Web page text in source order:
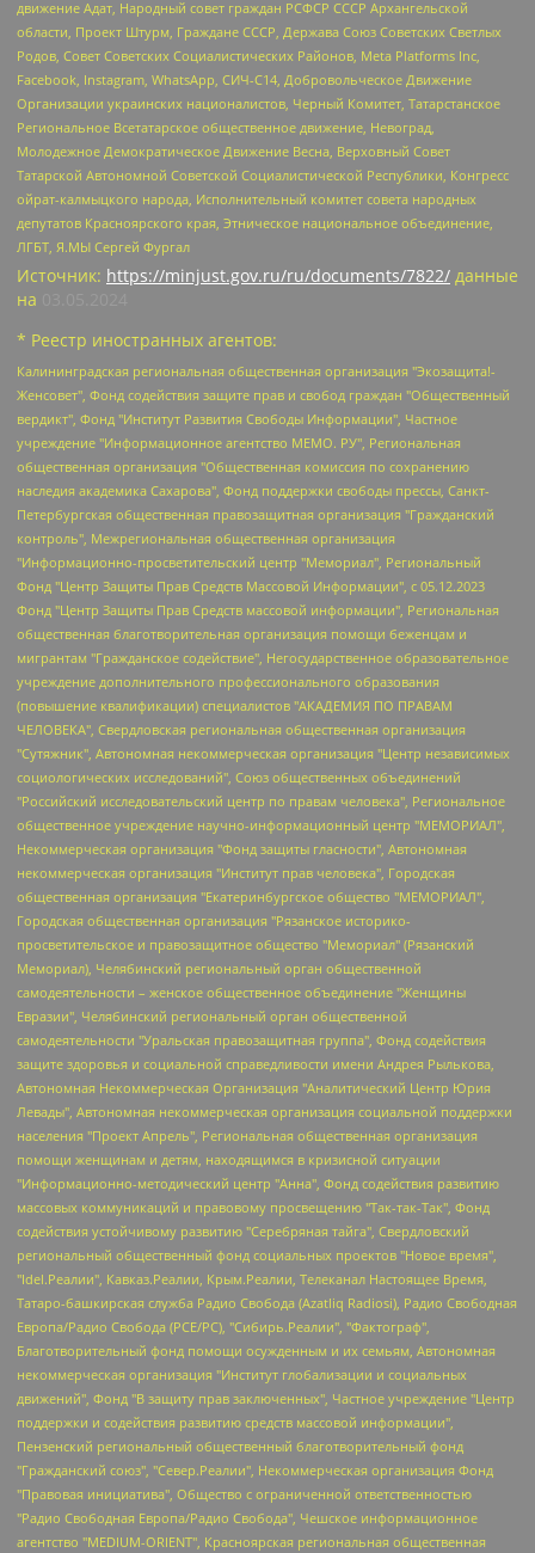
движение Адат, Народный совет граждан РСФСР СССР Архангельской
области, Проект Штурм, Граждане СССР, Держава Союз Советских Светлых
Родов, Совет Советских Социалистических Районов, Meta Platforms Inc,
Facebook, Instagram, WhatsApp, СИЧ-С14, Добровольческое Движение
Организации украинских националистов, Черный Комитет, Татарстанское
Региональное Всетатарское общественное движение, Невоград,
Молодежное Демократическое Движение Весна, Верховный Совет
Татарской Автономной Советской Социалистической Республики, Конгресс
ойрат-калмыцкого народа, Исполнительный комитет совета народных
депутатов Красноярского края, Этническое национальное объединение,
ЛГБТ, Я.МЫ Сергей Фургал
Источник: https://minjust.gov.ru/ru/documents/7822/ данные
на
* Реестр иностранных агентов:
Калининградская региональная общественная организация "Экозащита!-Женсовет", Фонд содействия защите прав и свобод граждан "Общественный вердикт", Фонд "Институт Развития Свободы Информации", Частное учреждение "Информационное агентство МЕМО. РУ", Региональная общественная организация "Общественная комиссия по сохранению наследия академика Сахарова", Фонд поддержки свободы прессы, Санкт-Петербургская общественная правозащитная организация "Гражданский контроль", Межрегиональная общественная организация "Информационно-просветительский центр "Мемориал", Региональный Фонд "Центр Защиты Прав Средств Массовой Информации", с 05.12.2023 Фонд "Центр Защиты Прав Средств массовой информации", Региональная общественная благотворительная организация помощи беженцам и мигрантам "Гражданское содействие", Негосударственное образовательное учреждение дополнительного профессионального образования (повышение квалификации) специалистов "АКАДЕМИЯ ПО ПРАВАМ ЧЕЛОВЕКА", Свердловская региональная общественная организация "Сутяжник", Автономная некоммерческая организация "Центр независимых социологических исследований", Союз общественных объединений "Российский исследовательский центр по правам человека", Региональное общественное учреждение научно-информационный центр "МЕМОРИАЛ", Некоммерческая организация "Фонд защиты гласности", Автономная некоммерческая организация "Институт прав человека", Городская общественная организация "Екатеринбургское общество "МЕМОРИАЛ", Городская общественная организация "Рязанское историко-просветительское и правозащитное общество "Мемориал" (Рязанский Мемориал), Челябинский региональный орган общественной самодеятельности – женское общественное объединение "Женщины Евразии", Челябинский региональный орган общественной самодеятельности "Уральская правозащитная группа", Фонд содействия защите здоровья и социальной справедливости имени Андрея Рылькова, Автономная Некоммерческая Организация "Аналитический Центр Юрия Левады", Автономная некоммерческая организация социальной поддержки населения "Проект Апрель", Региональная общественная организация помощи женщинам и детям, находящимся в кризисной ситуации "Информационно-методический центр "Анна", Фонд содействия развитию массовых коммуникаций и правовому просвещению "Так-так-Так", Фонд содействия устойчивому развитию "Серебряная тайга", Свердловский региональный общественный фонд социальных проектов "Новое время", "Idel.Реалии", Кавказ.Реалии, Крым.Реалии, Телеканал Настоящее Время, Татаро-башкирская служба Радио Свобода (Azatliq Radiosi), Радио Свободная Европа/Радио Свобода (PCE/PC), "Сибирь.Реалии", "Фактограф", Благотворительный фонд помощи осужденным и их семьям, Автономная некоммерческая организация "Институт глобализации и социальных движений", Фонд "В защиту прав заключенных", Частное учреждение "Центр поддержки и содействия развитию средств массовой информации", Пензенский региональный общественный благотворительный фонд "Гражданский союз", "Север.Реалии", Некоммерческая организация Фонд "Правовая инициатива", Общество с ограниченной ответственностью "Радио Свободная Европа/Радио Свобода", Чешское информационное агентство "MEDIUM-ORIENT", Красноярская региональная общественная организация "Мы против СПИДа", Камалягин Денис Николаевич, Маркелов Сергей Евгеньевич, Пономарев Лев Александрович, Савицкая Людмила Алексеевна, Автономная некоммерческая организация "Центр по работе с проблемой насилия "НАСИЛИЮ.НЕТ", Межрегиональный профессиональный союз работников здравоохранения "Альянс врачей", Юридическое лицо, зарегистрированное в Латвийской Республике, SIA "Medusa Project" (регистрационный номер 40103797863, дата регистрации 10.06.2014), Некоммерческая организация "Фонд по борьбе с коррупцией", Автономная некоммерческая организация "Институт права и публичной политики", Баданин Роман Сергеевич, Гликин Максим Александрович, Железнова Мария Михайловна, Лукьянова Юлия Сергеевна, Маетная Елизавета Витальевна, Маняхин Петр Борисович, Чуракова Ольга Владимировна, Ярош Юлия Петровна, Юридическое лицо "The Insider SIA", зарегистрированное в Риге, Латвийская Республика (дата регистрации 26.06.2015), являющееся администратором доменного имени интернет-издания "The Insider SIA", https://theins.ru, Постернак Алексей Евгеньевич, Рубин Михаил Аркадьевич, Анин Роман Александрович, Юридическое лицо Istories fonds, зарегистрированное в Латвийской Республике (регистрационный номер 50008295751, дата регистрации 24.02.2020), Великовский Дмитрий Александрович, Долинина Ирина Николаевна, Мароховская Алеся Алексеевна, Шлейнов Роман Юрьевич, Шмагун Олеся Валентиновна, Общество с ограниченной ответственностью "Альтаир 2021", Общество с ограниченной ответственностью "Вега 2021", Общество с ограниченной ответственностью "Главный редактор 2021", Общество с ограниченной ответственностью "Ромашки монолит", Важенков Артем Валерьевич, Ивановская областная общественная организация "Центр гендерных исследований", Гурман Юрий Альбертович, Медиапроект "ОВД-Инфо", Егоров Владимир Владимирович, Жилинский Владимир Александрович, Общество с ограниченной ответственностью "ЗП", Иванова София Юрьевна, Карезина Инна Павловна, Кильтау Екатерина Викторовна, Петров Алексей Викторович, Пискунов Сергей Евгеньевич, Смирнов Сергей Сергеевич, Тихонов Михаил Сергеевич, Общество с ограниченной ответственностью "ЖУРНАЛИСТ-ИНОСТРАННЫЙ АГЕНТ", Арапова Галина Юрьевна, Вольтская Татьяна Анатольевна, Американская компания "Mason G.E.S. Anonymous Foundation" (США), являющаяся владельцем интернет-издания https://mnews.world/, Компания "Stichting Bellingcat", зарегистрированная в Нидерландах (дата регистрации 11.07.2018), Захаров Андрей Вячеславович, Клепиковская Екатерина Дмитриевна, Общество с ограниченной ответственностью "МЕМО", Перл Роман Александрович, Симонов Евгений Алексеевич, Соловьева Елена Анатольевна, Сотников Даниил Владимирович, Сурначева Елизавета Дмитриевна, Автономная некоммерческая организация по защите прав человека и информированию населения "Якутия – Наше Мнение", Общество с ограниченной ответственностью "Москоу диджитал медиа", с 26.01.2023 Общество с ограниченной ответственностью "Чайка Белые сады", Ветошкина Валерия Валерьевна, Заговора Максим Александрович, Межрегиональное общественное движение "Российская ЛГБТ - сеть", Оленичев Максим Владимирович, Павлов Иван Юрьевич, Скворцова Елена Сергеевна, Общество с ограниченной ответственностью "Как бы инагент", Кочетков Игорь Викторович, Общество с ограниченной ответственностью "Честные выборы", Еланчик Олег Александрович, Общество с ограниченной ответственностью "Нобелевский призыв", Гималова Регина Эмилевна, Григорьев Андрей Валерьевич, Григорьева Алина Александровна, Ассоциация по содействию защите прав призывников, альтернативнослужащих и военнослужащих "Правозащитная группа "Гражданин.Армия.Право", Хисамова Регина Фаритовна, Автономная некоммерческая организация по реализации социально-правовых программ "Лилит", Дальневосточное общественное движение "Маяк", Санкт-Петербургская ЛГБТ-инициативная группа "Выход", Инициативная группа ЛГБТ+ "Реверс", Алексеев Андрей Викторович, Бекбулатова Таисия Львовна, Беляев Иван Михайлович, Владыкина Елена Сергеевна, Гельман Марат Александрович, Никульшина Вероника Юрьевна, Толоконникова Надежда Андреевна, Шендерович Виктор Анатольевич, Общество с ограниченной ответственностью "Данное сообщение", Общество с ограниченной ответственностью Издательский дом "Новая глава", Айнбиндер Александра Александровна, Московский комьюнити-центр для ЛГБТ+инициатив, Благотворительный фонд развития филантропии, Deutsche Welle (Германия, Kurt-Schumacher-Strasse 3, 53113 Bonn), Борзунова Мария Михайловна, Воробьев Виктор Викторович, Голубева Анна Львовна, Константинова Алла Михайловна, Малкова Ирина Владимировна, Мурадов Мурад Абдулгалимович, Осетинская Елизавета Николаевна, Понасенков Евгений Николаевич, Ганапольский Матвей Юрьевич, Киселев Евгений Алексеевич, Борухович Ирина Григорьевна, Дремин Иван Тимофеевич, Дубровский Дмитрий Викторович, Красноярская региональная общественная организация поддержки и развития альтернативных образовательных технологий и межкультурных коммуникаций "ИНТЕРРА", Маяковская Екатерина Алексеевна, Фейгин Марк Захарович, Филимонов Андрей Викторович, Дзугкоева Регина Николаевна, Доброхотов Роман Александрович, Дудь Юрий Александрович, Елкин Сергей Владимирович, Кругликов Кирилл Игоревич, Сабунаева Мария Леонидовна, Семенов Алексей Владимирович, Шаинян Карен Багратович, Шульман Екатерина Михайловна, Асафьев Артур Валерьевич, Вахштайн Виктор Семенович, Венедиктов Алексей Алексеевич, Лушникова Екатерина Евгеньевна, Волков Леонид Михайлович, Невзоров Александр Глебович, Пархоменко Сергей Борисович, Сироткин Ярослав Николаевич, Кара-Мурза Владимир Владимирович, Баранова Наталья Владимировна, Гозман Леонид Яковлевич, Кагарлицкий Борис Юльевич, Климарев Михаил Валерьевич, Милов Владимир Станиславович, Автономная некоммерческая организация Краснодарский центр современного искусства "Типография", Моргенштерн Алишер Тагирович, Соболь Любовь Эдуардовна, Общество с ограниченной ответственностью "ЛИЗА НОРМ", Каспаров Гарри Кимович, Ходорковский Михаил Борисович, Общество с ограниченной ответственностью "Апрельские тезисы", Данилович Ирина Брониславовна, Кашин Олег Владимирович, Петров Николай Владимирович, Пивоваров Алексей Владимирович, Соколов Михаил Владимирович, Цветкова Юлия Владимировна, Чичваркин Евгений Александрович, Комитет против пыток/Команда против пыток, Общество с ограниченной ответственностью "Первый научный", Общество с ограниченной ответственностью "Вертолет и ко", Белоцерковская Вероника Борисовна, Кац Максим Евгеньевич, Лазарева Татьяна Юрьевна, Шаведдинов Руслан Табризович, Яшин Илья Валерьевич, Общество с ограниченной ответственностью "Иноагент ААВ", Алешковский Дмитрий Петрович, Альбац Евгения Марковна, Быков Дмитрий Львович, Галямина Юлия Евгеньевна, Лойко Сергей Леонидович, Мартынов Кирилл Константинович, Медведев Сергей Александрович, Крашенинников Федор Геннадиевич, Гордеева Катерина Вл